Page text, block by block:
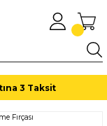
3 Taksit